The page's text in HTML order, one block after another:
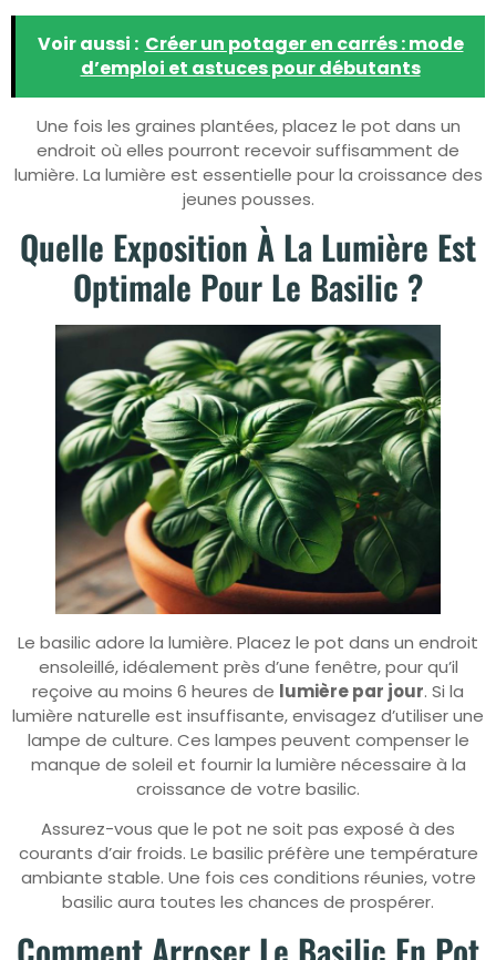
Voir aussi : Créer un potager en carrés : mode
d’emploi et astuces pour débutants
Une fois les graines plantées, placez le pot dans un
endroit où elles pourront recevoir suffisamment de
lumière. La lumière est essentielle pour la croissance des
jeunes pousses.
Quelle Exposition À La Lumière Est
Optimale Pour Le Basilic ?
Le basilic adore la lumière. Placez le pot dans un endroit
ensoleillé, idéalement près d’une fenêtre, pour qu’il
reçoive au moins 6 heures de lumière par jour. Si la
lumière naturelle est insuffisante, envisagez d’utiliser une
lampe de culture. Ces lampes peuvent compenser le
manque de soleil et fournir la lumière nécessaire à la
croissance de votre basilic.
Assurez-vous que le pot ne soit pas exposé à des
courants d’air froids. Le basilic préfère une température
ambiante stable. Une fois ces conditions réunies, votre
basilic aura toutes les chances de prospérer.